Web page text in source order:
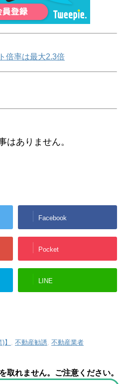
倍率は最大2.3倍
はありません。
Facebook
Pocket
LINE
】 , 不動産勧誘, 不動産業者
取れません。ご注意ください。